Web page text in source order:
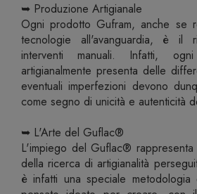
➥ Produzione Artigianale
Ogni prodotto Gufram, anche se
tecnologie all'avanguardia, è il
interventi manuali. Infatti,
artigianalmente presenta delle
eventuali imperfezioni devono
come segno di unicità e autenticità
➥ L'Arte del Guflac®
L'impiego del Guflac® rappresenta
della ricerca di artigianalità
è infatti una speciale metodologia